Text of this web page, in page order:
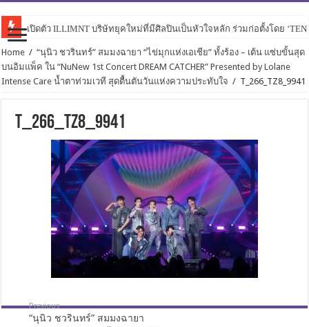
เปิดตัว ILLIMNT บริษัทยุคใหม่ที่มีศิลปินเป็นหัวใจหลัก ร่วมก่อตั้งโดย
Home / “นุนิว ชวรินทร์” สมมงฉายา “ไข่มุกแห่งเอเชีย” ทั้งร้อง – เต้น แซ่บขั้นสุด
บนอิมแพ็ค ใน “NuNew 1st Concert DREAM CATCHER” Presented by Lolane
Intense Care น้ำตาท่วมเวที สุดตื้นตันวันแห่งความประทับใจ / T_266_TZ8_9941
T_266_TZ8_9941
Previous
“นุนิว ชวรินทร์” สมมงฉายา